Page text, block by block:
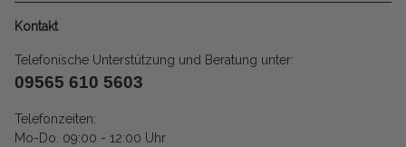
Kontakt
Telefonische Unterstützung und Beratung unter:
09565 610 5603
Telefonzeiten:
Mo-Do. 09:00 - 12:00 Uhr